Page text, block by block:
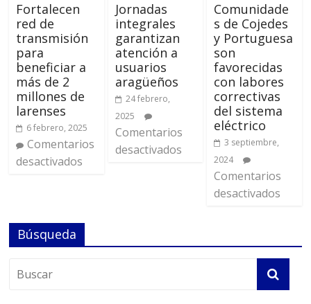
Fortalecen
red de
transmisión
para
beneficiar a
más de 2
millones de
larenses
6 febrero, 2025
Comentarios
desactivados
Jornadas
integrales
garantizan
atención a
usuarios
aragüeños
24 febrero,
2025
Comentarios
desactivados
Comunidade
s de Cojedes
y Portuguesa
son
favorecidas
con labores
correctivas
del sistema
eléctrico
3 septiembre,
2024
Comentarios
desactivados
Búsqueda